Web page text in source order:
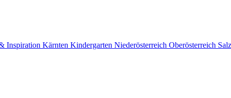
Inspiration Kärnten Kindergarten Niederösterreich Oberösterreich